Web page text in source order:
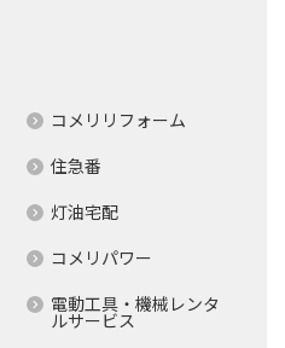
コメリリフォーム
住急番
灯油宅配
コメリパワー
電動工具・機械レンタ
ルサービス